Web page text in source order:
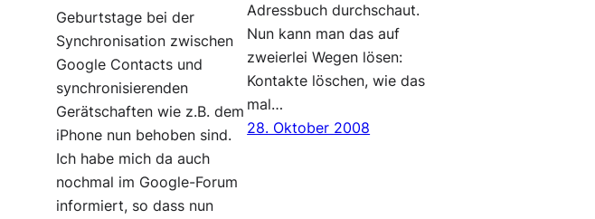
Geburtstage bei der
Synchronisation zwischen
Google Contacts und
synchronisierenden
Gerätschaften wie z.B. dem
iPhone nun behoben sind.
Ich habe mich da auch
nochmal im Google-Forum
informiert, so dass nun
Adressbuch durchschaut.
Nun kann man das auf
zweierlei Wegen lösen:
Kontakte löschen, wie das
mal…
28. Oktober 2008